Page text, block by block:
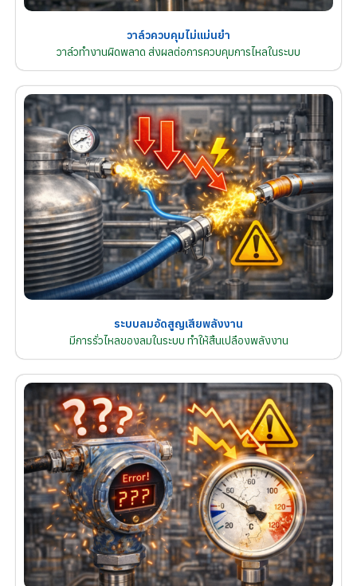
วาล์วควบคุมไม่แม่นยำ
วาล์วทำงานผิดพลาด ส่งผลต่อการควบคุมการไหลในระบบ
ระบบลมอัดสูญเสียพลังงาน
มีการรั่วไหลของลมในระบบ ทำให้สิ้นเปลืองพลังงาน